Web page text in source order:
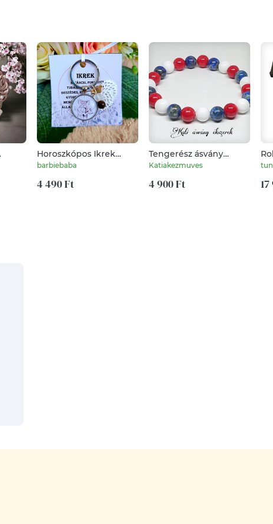
Horoszkópos Ikrek
kulcstartó
barbiebaba
4 490 Ft
Tengerész ásvány
karkötő
Katiakezmuves
4 900 Ft